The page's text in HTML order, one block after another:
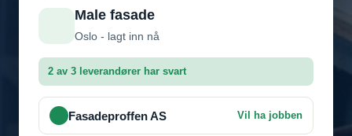
Male fasade
Oslo - lagt inn nå
2 av 3 leverandører har svart
Fasadeproffen AS Vil ha jobben